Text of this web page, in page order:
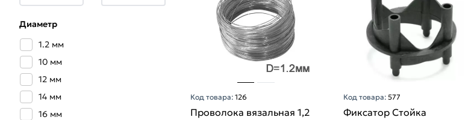
Диаметр
1.2 мм
10 мм
12 мм
14 мм
16 мм
Код товара: 126
Проволока вязальная 1,2
Код товара:577
Фиксатор Стойка